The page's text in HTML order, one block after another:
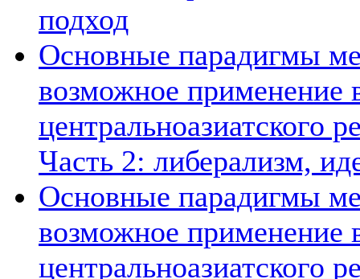
подход
Основные парадигмы
возможное применение
центральноазиатского
Часть 2: либерализм,
Основные парадигмы
возможное применение
центральноазиатского